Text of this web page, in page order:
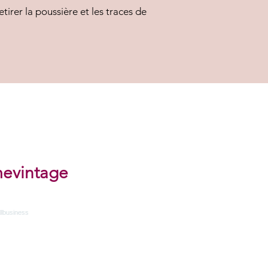
la poussière et les traces de